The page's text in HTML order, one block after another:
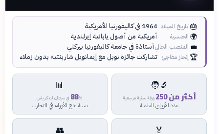
🎂تاريخ الميلاد 1964 في كاليفورنيا الأمريكية
🌍 الجنسية أمريكية من أصول يابانية إيرلندية
💼 المنصب الحاليأستاذة في جامعة كاليفورنيا بيركلي
🏆إنجاز مفاجئ تشاركت جائزة نوبل مع إيمانويل شاربنتيه بدون زملاء
🧑‍🔬
أكثر من 250 ورقة بحثية مرجعية
عدد الأوراق العلمية
📊
88% في سرطان البنكرياس
نسبة منع الأورام في التجارب
🏅
👥